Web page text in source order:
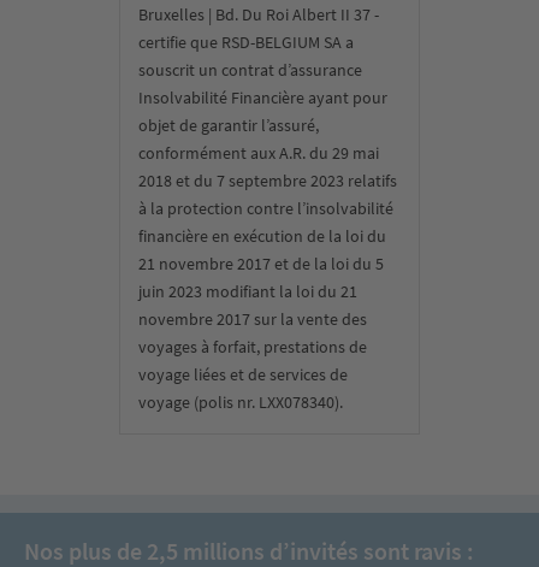
Bruxelles | Bd. Du Roi Albert II 37 -
certifie que RSD-BELGIUM SA a
souscrit un contrat d’assurance
Insolvabilité Financière ayant pour
objet de garantir l’assuré,
conformément aux A.R. du 29 mai
2018 et du 7 septembre 2023 relatifs
à la protection contre l’insolvabilité
financière en exécution de la loi du
21 novembre 2017 et de la loi du 5
juin 2023 modifiant la loi du 21
novembre 2017 sur la vente des
voyages à forfait, prestations de
voyage liées et de services de
voyage (polis nr. LXX078340).
Nos plus de 2,5 millions d’invités sont ravis :